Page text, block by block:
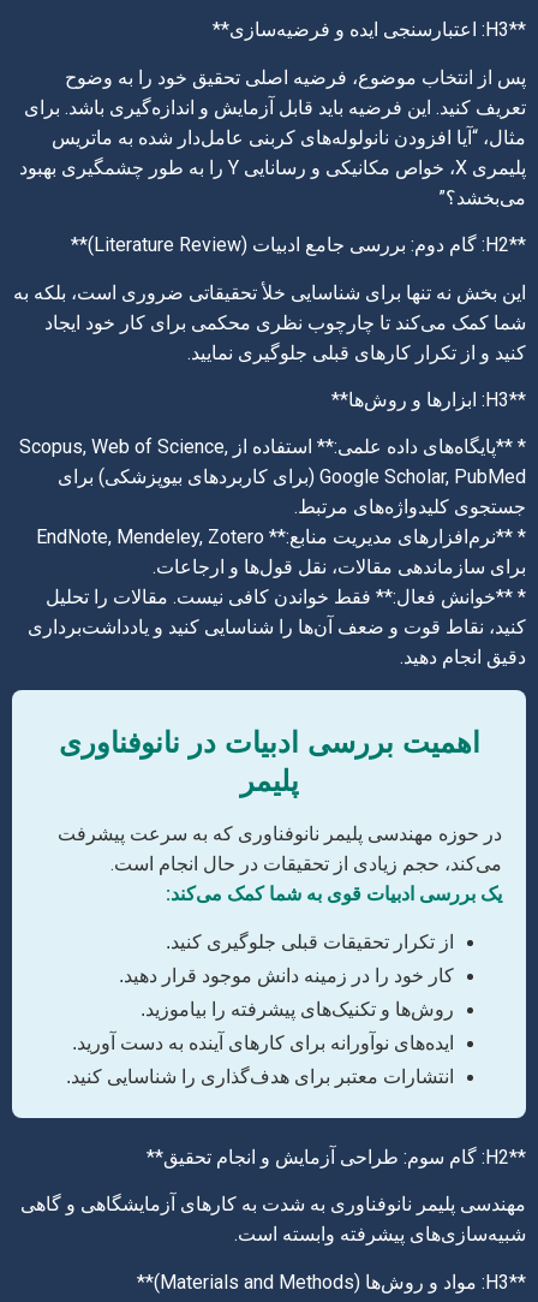
**H3: اعتبارسنجی ایده و فرضیه‌سازی**
پس از انتخاب موضوع، فرضیه اصلی تحقیق خود را به وضوح
تعریف کنید. این فرضیه باید قابل آزمایش و اندازه‌گیری باشد. برای
مثال، “آیا افزودن نانولوله‌های کربنی عامل‌دار شده به ماتریس
پلیمری X، خواص مکانیکی و رسانایی Y را به طور چشمگیری بهبود
می‌بخشد؟”
**H2: گام دوم: بررسی جامع ادبیات (Literature Review)**
این بخش نه تنها برای شناسایی خلأ تحقیقاتی ضروری است، بلکه به
شما کمک می‌کند تا چارچوب نظری محکمی برای کار خود ایجاد
کنید و از تکرار کارهای قبلی جلوگیری نمایید.
**H3: ابزارها و روش‌ها**
* **پایگاه‌های داده علمی:** استفاده از Scopus, Web of Science,
Google Scholar, PubMed (برای کاربردهای بیوپزشکی) برای
جستجوی کلیدواژه‌های مرتبط.
* **نرم‌افزارهای مدیریت منابع:** EndNote, Mendeley, Zotero
برای سازماندهی مقالات، نقل قول‌ها و ارجاعات.
* **خوانش فعال:** فقط خواندن کافی نیست. مقالات را تحلیل
کنید، نقاط قوت و ضعف آن‌ها را شناسایی کنید و یادداشت‌برداری
دقیق انجام دهید.
اهمیت بررسی ادبیات در نانوفناوری
پلیمر
در حوزه مهندسی پلیمر نانوفناوری که به سرعت پیشرفت
می‌کند، حجم زیادی از تحقیقات در حال انجام است.
یک بررسی ادبیات قوی به شما کمک می‌کند:
از تکرار تحقیقات قبلی جلوگیری کنید.
کار خود را در زمینه دانش موجود قرار دهید.
روش‌ها و تکنیک‌های پیشرفته را بیاموزید.
ایده‌های نوآورانه برای کارهای آینده به دست آورید.
انتشارات معتبر برای هدف‌گذاری را شناسایی کنید.
**H2: گام سوم: طراحی آزمایش و انجام تحقیق**
مهندسی پلیمر نانوفناوری به شدت به کارهای آزمایشگاهی و گاهی
شبیه‌سازی‌های پیشرفته وابسته است.
**H3: مواد و روش‌ها (Materials and Methods)**